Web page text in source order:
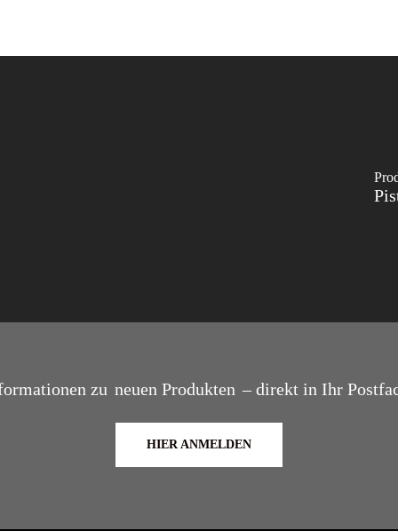
zu neuen Produkten – direkt in Ihr
HIER ANMELDEN